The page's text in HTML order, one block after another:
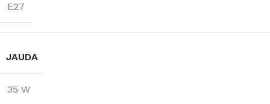
E27
JAUDA
35 W